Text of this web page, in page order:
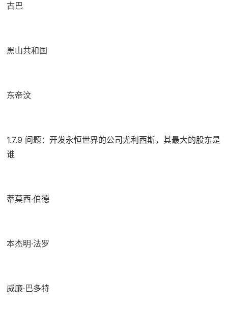
古巴
黑山共和国
东帝汶
1.7.9 问题：开发永恒世界的公司尤利西斯，其最大的股东是
谁
蒂莫西·伯德
本杰明·法罗
威廉·巴多特